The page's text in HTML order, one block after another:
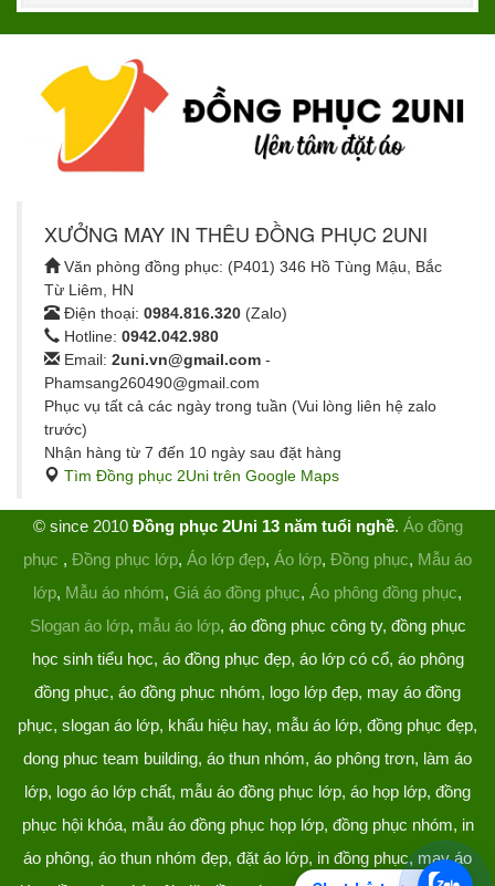
XƯỞNG MAY IN THÊU ĐỒNG PHỤC 2UNI
Văn phòng đồng phục: (P401) 346 Hồ Tùng Mậu, Bắc
Từ Liêm, HN
Điện thoại: 0984.816.320 (Zalo)
Hotline: 0942.042.980
Email: 2uni.vn@gmail.com -
Phamsang260490@gmail.com
Phục vụ tất cả các ngày trong tuần (Vui lòng liên hệ zalo
trước)
Nhận hàng từ 7 đến 10 ngày sau đặt hàng
Tìm Đồng phục 2Uni trên Google Maps
© since 2010 Đồng phục 2Uni 13 năm tuổi nghề. Áo đồng
phục , Đồng phục lớp, Áo lớp đẹp, Áo lớp, Đồng phục, Mẫu áo
lớp, Mẫu áo nhóm, Giá áo đồng phục, Áo phông đồng phục,
Slogan áo lớp, mẫu áo lớp, áo đồng phục công ty, đồng phục
học sinh tiểu học, áo đồng phục đẹp, áo lớp có cổ, áo phông
đồng phục, áo đồng phục nhóm, logo lớp đẹp, may áo đồng
phục, slogan áo lớp, khẩu hiệu hay, mẫu áo lớp, đồng phục đẹp,
dong phuc team building, áo thun nhóm, áo phông trơn, làm áo
lớp, logo áo lớp chất, mẫu áo đồng phục lớp, áo họp lớp, đồng
phục hội khóa, mẫu áo đồng phục họp lớp, đồng phục nhóm, in
áo phông, áo thun nhóm đẹp, đặt áo lớp, in đồng phục, may áo